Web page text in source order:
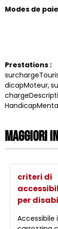
Modes de
Prestations :
dicapMoteur
Maggiori
criteri di
per
Accessibile